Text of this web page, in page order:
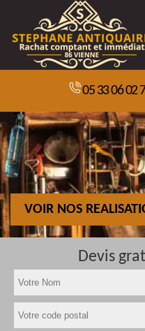
05 33 06 02
VOIR NOS
Devis